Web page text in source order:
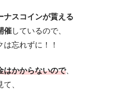
ナスコインが貰える
催しているので、
忘れずに！！
はかからないので、
、